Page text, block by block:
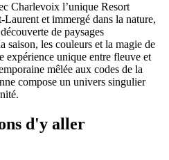
Charlevoix l’unique Resort
Laurent et immergé dans la nature,
de paysages
saison, les couleurs et la magie de
expérience unique entre fleuve et
mêlée aux codes de la
compose un univers singulier
d'y aller